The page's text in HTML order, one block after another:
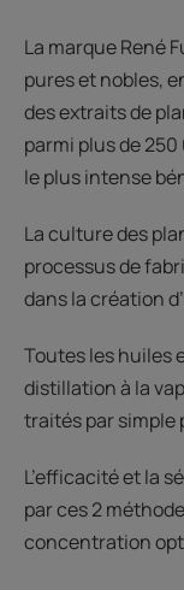
La marque René
pures et nobles,
des extraits de
parmi plus de
le plus intense
La culture des
processus de
dans la création
Toutes les huiles
distillation à la
traités par simple
L’efficacité et la
par ces 2
concentration